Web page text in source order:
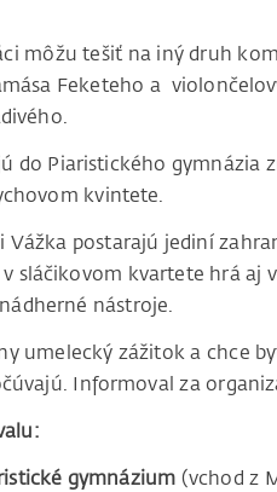
môžu tešiť na iný druh
Feketeho a
do Piaristického gymnázia
kvintete.
Vážka postarajú jediní
sláčikovom kvartete hrá
nástroje.
umelecký zážitok a chce
Informoval za
gymnázium (vchod z